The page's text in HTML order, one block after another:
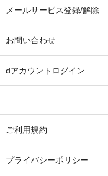
メールサービス登録/解除
お問い合わせ
dアカウントログイン
ご利用規約
プライバシーポリシー